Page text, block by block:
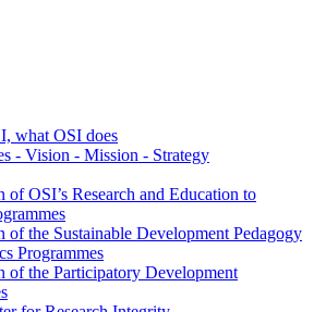
what OSI does
- Vision - Mission - Strategy
of OSI’s Research and Education to
of the Sustainable Development Pedagogy
Programmes
of the Participatory Development